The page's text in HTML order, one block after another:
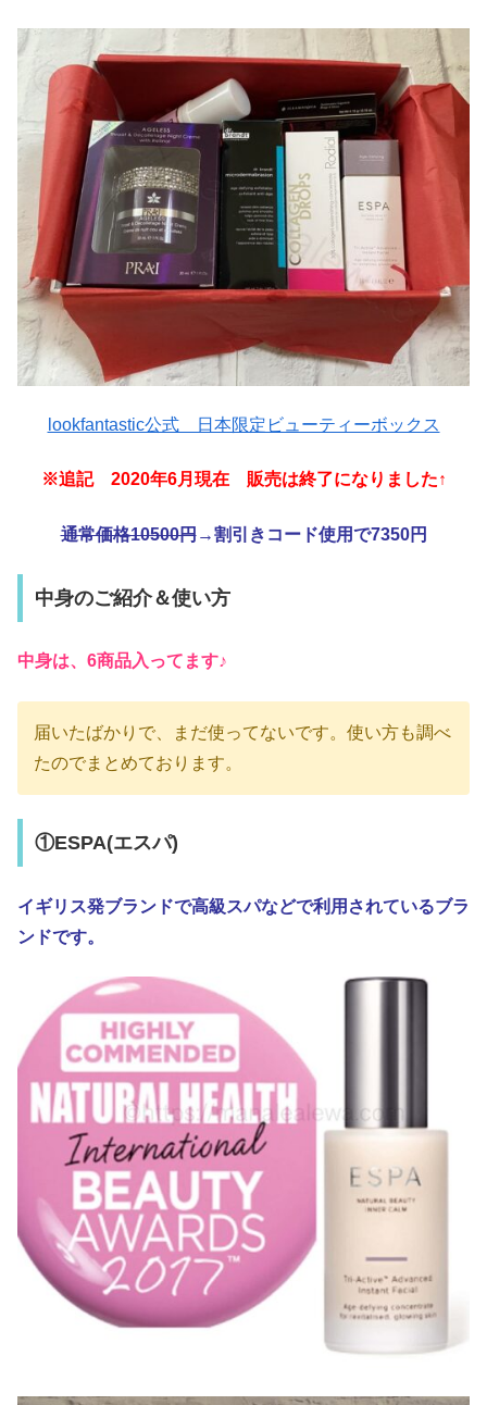
lookfantastic公式 日本限定ビューティーボックス
※追記 2020年6月現在 販売は終了になりました↑
通常価格10500円→割引きコード使用で7350円
中身のご紹介＆使い方
中身は、6商品入ってます♪
届いたばかりで、まだ使ってないです。使い方も調べ
たのでまとめております。
①ESPA(エスパ)
イギリス発ブランドで高級スパなどで利用されているブラ
ンドです。